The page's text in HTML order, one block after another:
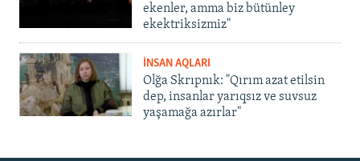
ekenler, amma biz bütünley
ekektriksizmiz"
İNSAN AQLARI
Olğa Skrıpnık: "Qırım azat etilsin
dep, insanlar yarıqsız ve suvsuz
yaşamağa azırlar"